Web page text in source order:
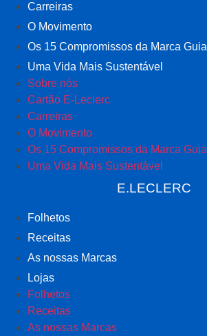
Carreiras
O Movimento
Os 15 Compromissos da Marca Guia
Uma Vida Mais Sustentável
Sobre nós
Cartão E-Leclerc
Carreiras
O Movimento
Os 15 Compromissos da Marca Guia
Uma Vida Mais Sustentável
E.LECLERC
Folhetos
Receitas
As nossas Marcas
Lojas
Folhetos
Receitas
As nossas Marcas